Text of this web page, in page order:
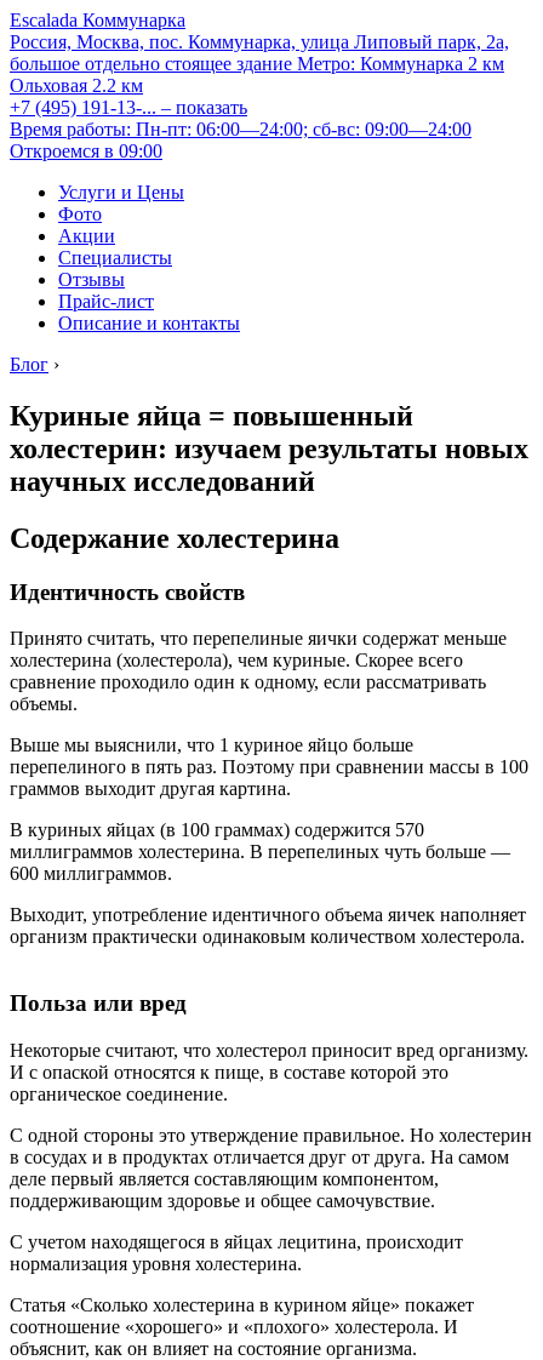
Escalada Коммунарка
Россия, Москва, пос. Коммунарка, улица Липовый парк, 2а,
большое отдельно стоящее здание Метро: Коммунарка 2 км
Ольховая 2.2 км
+7 (495) 191-13-... – показать
Время работы: Пн-пт: 06:00—24:00; сб-вс: 09:00—24:00
Откроемся в 09:00
Услуги и Цены
Фото
Акции
Специалисты
Отзывы
Прайс-лист
Описание и контакты
Блог ›
Куриные яйца = повышенный
холестерин: изучаем результаты новых
научных исследований
Содержание холестерина
Идентичность свойств
Принято считать, что перепелиные яички содержат меньше
холестерина (холестерола), чем куриные. Скорее всего
сравнение проходило один к одному, если рассматривать
объемы.
Выше мы выяснили, что 1 куриное яйцо больше
перепелиного в пять раз. Поэтому при сравнении массы в 100
граммов выходит другая картина.
В куриных яйцах (в 100 граммах) содержится 570
миллиграммов холестерина. В перепелиных чуть больше —
600 миллиграммов.
Выходит, употребление идентичного объема яичек наполняет
организм практически одинаковым количеством холестерола.
Польза или вред
Некоторые считают, что холестерол приносит вред организму.
И с опаской относятся к пище, в составе которой это
органическое соединение.
С одной стороны это утверждение правильное. Но холестерин
в сосудах и в продуктах отличается друг от друга. На самом
деле первый является составляющим компонентом,
поддерживающим здоровье и общее самочувствие.
С учетом находящегося в яйцах лецитина, происходит
нормализация уровня холестерина.
Статья «Сколько холестерина в курином яйце» покажет
соотношение «хорошего» и «плохого» холестерола. И
объяснит, как он влияет на состояние организма.